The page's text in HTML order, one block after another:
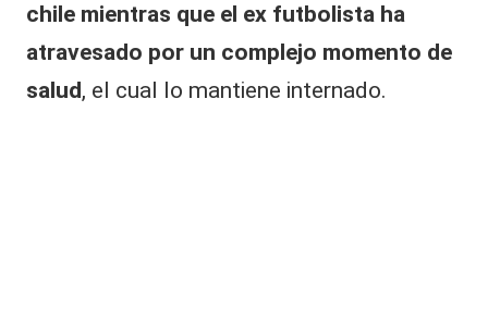
chile mientras que el ex futbolista ha
atravesado por un complejo momento de
salud, el cual lo mantiene internado.